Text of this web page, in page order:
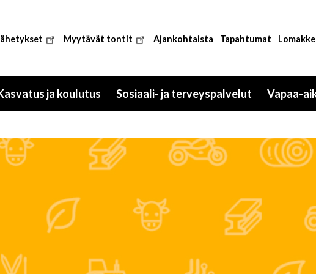
Myytävät tontit Ajankohtaista Tapahtumat
ja koulutus
Toggle
Sosiaali- ja terveyspalvelut
Toggle
Vapaa-